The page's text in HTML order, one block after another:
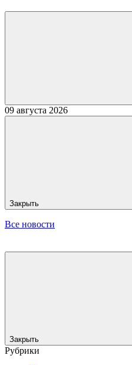
09 августа 2026
Закрыть
Все новости
Закрыть
Рубрики